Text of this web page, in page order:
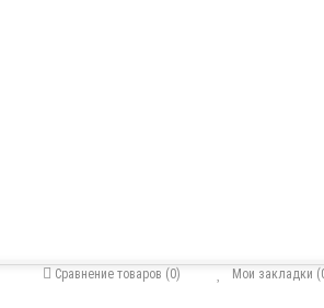
Мои закладки
Сравнение товаров (0)